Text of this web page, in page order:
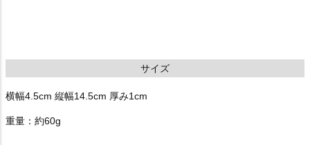
サイズ
横幅4.5cm 縦幅14.5cm 厚み1cm
重量：約60g